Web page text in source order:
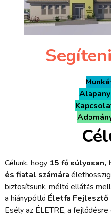
Célunk, hogy 15 fő
és fiatal számára
biztosítsunk, méltó ellátás
a hiánypótló Életfa Fejlesztő
Esély az ÉLETRE, a